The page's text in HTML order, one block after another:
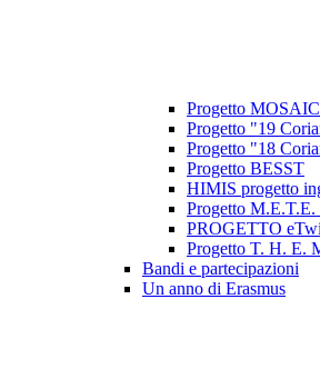
Progetto
Progetto "19
Progetto "18
Progetto BESST
HIMIS progetto
Progetto M.E.T.E.
PROGETTO
Progetto T. H. E.
Bandi e partecipazioni
Un anno di Erasmus